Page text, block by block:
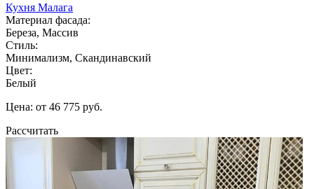
Кухня Малага
Материал фасада:
Береза, Массив
Стиль:
Минимализм, Скандинавский
Цвет:
Белый
Цена: от 46 775 руб.
Рассчитать